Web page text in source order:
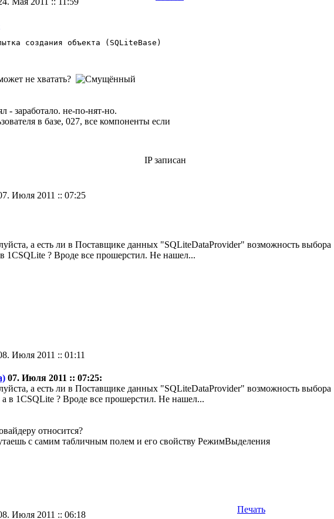
создания объекта (SQLiteBase)
не хватать?
- заработало. не-по-нят-но.
в базе, 027, все компоненты если
IP записан
Июля 2011 :: 07:25
а есть ли в Поставщике данных "SQLiteDataProvider" возможность
1CSQLite ? Вроде все прошерстил. Не нашел...
Июля 2011 :: 01:11
07. Июля 2011 :: 07:25:
а есть ли в Поставщике данных "SQLiteDataProvider" возможность выбора
в 1CSQLite ? Вроде все прошерстил. Не нашел...
относится?
с самим табличным полем и его свойству РежимВыделения
Июля 2011 :: 06:18
Печать